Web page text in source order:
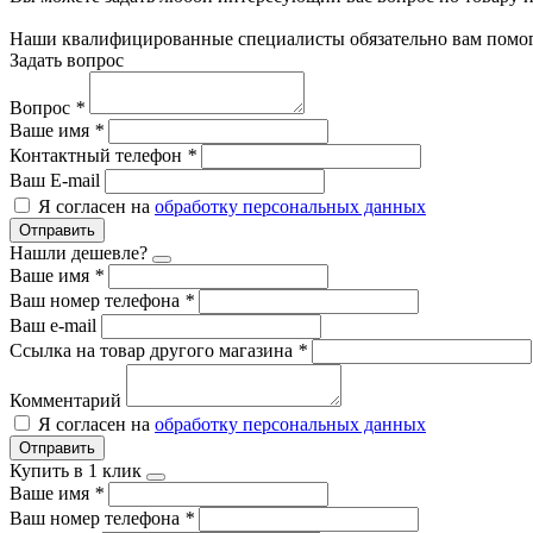
Наши квалифицированные специалисты обязательно вам
Задать вопрос
Вопрос *
Ваше имя *
Контактный телефон *
Ваш E-mail
Я согласен на обработку персональных данных
Отправить
Нашли дешевле?
Ваше имя *
Ваш номер телефона *
Ваш e-mail
Ссылка на товар другого магазина *
Комментарий
Я согласен на обработку персональных данных
Отправить
Купить в 1 клик
Ваше имя *
Ваш номер телефона *